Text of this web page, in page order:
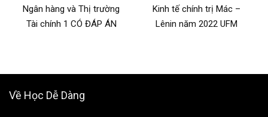
Ngân hàng và Thị trường
Tài chính 1 CÓ ĐÁP ÁN
Kinh tế chính trị Mác –
Lênin năm 2022 UFM
Về Học Dễ Dàng